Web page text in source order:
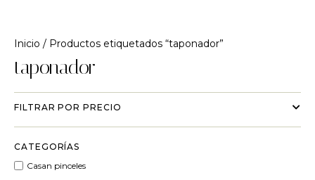
Inicio / Productos etiquetados “taponador”
taponador
FILTRAR POR PRECIO
CATEGORÍAS
Casan pinceles